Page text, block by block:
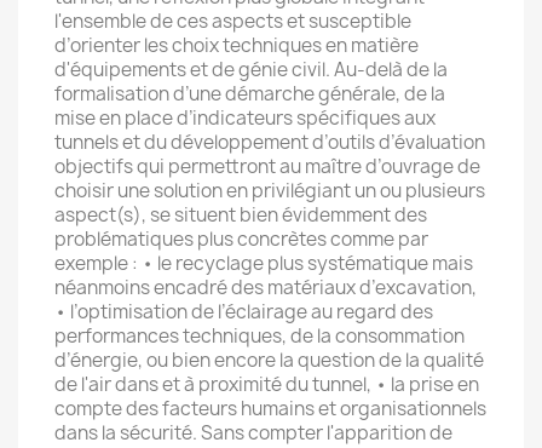
l'ensemble de ces aspects et susceptible
d’orienter les choix techniques en matière
d'équipements et de génie civil. Au-delà de la
formalisation d’une démarche générale, de la
mise en place d’indicateurs spécifiques aux
tunnels et du développement d’outils d’évaluation
objectifs qui permettront au maître d’ouvrage de
choisir une solution en privilégiant un ou plusieurs
aspect(s), se situent bien évidemment des
problématiques plus concrètes comme par
exemple : • le recyclage plus systématique mais
néanmoins encadré des matériaux d’excavation,
• l’optimisation de l’éclairage au regard des
performances techniques, de la consommation
d’énergie, ou bien encore la question de la qualité
de l'air dans et à proximité du tunnel, • la prise en
compte des facteurs humains et organisationnels
dans la sécurité. Sans compter l'apparition de